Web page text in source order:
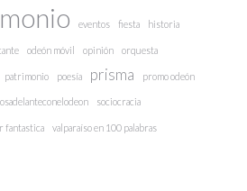
eventos fiesta historia
odeón móvil opinión orquesta
patrimonio poesía prisma promo odeón
sociocracia
fantastica valparaíso en 100 palabras